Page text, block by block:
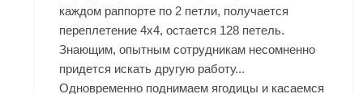
каждом раппорте по 2 петли, получается
переплетение 4х4, остается 128 петель.
Знающим, опытным сотрудникам несомненно
придется искать другую работу...
Одновременно поднимаем ягодицы и касаемся